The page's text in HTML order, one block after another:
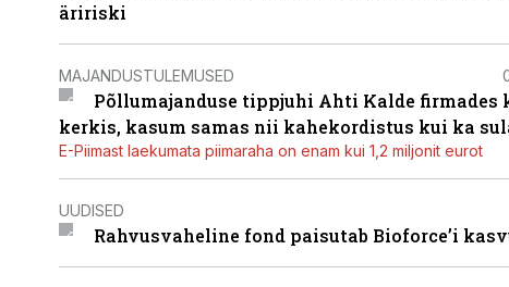
äririski
MAJANDUSTULEMUSED
Põllumajanduse tippjuhi Ahti Kalde firmades
kerkis, kasum samas nii kahekordistus kui ka
E-Piimast laekumata piimaraha on enam kui 1,2 miljonit eurot
UUDISED
Rahvusvaheline fond paisutab Bioforce’i